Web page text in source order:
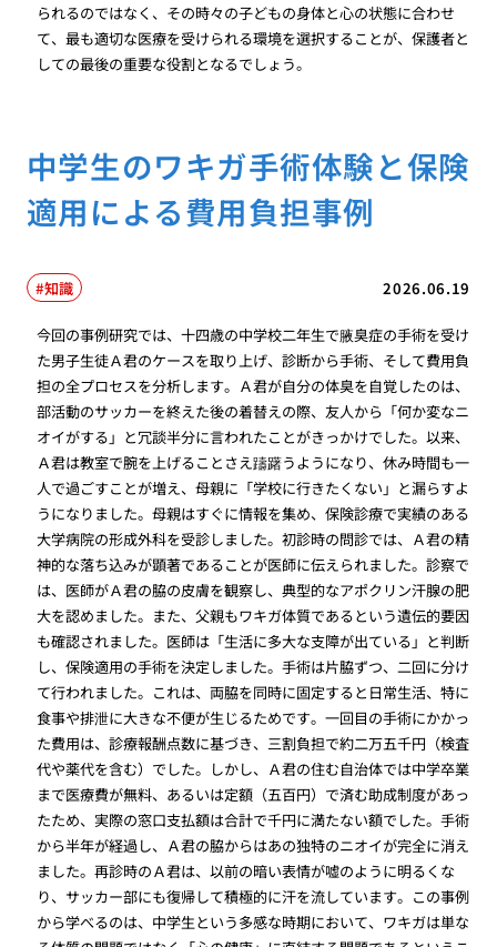
られるのではなく、その時々の子どもの身体と心の状態に合わせ
て、最も適切な医療を受けられる環境を選択することが、保護者と
しての最後の重要な役割となるでしょう。
中学生のワキガ手術体験と保険
適用による費用負担事例
2026.06.19
知識
今回の事例研究では、十四歳の中学校二年生で腋臭症の手術を受け
た男子生徒Ａ君のケースを取り上げ、診断から手術、そして費用負
担の全プロセスを分析します。Ａ君が自分の体臭を自覚したのは、
部活動のサッカーを終えた後の着替えの際、友人から「何か変なニ
オイがする」と冗談半分に言われたことがきっかけでした。以来、
Ａ君は教室で腕を上げることさえ躊躇うようになり、休み時間も一
人で過ごすことが増え、母親に「学校に行きたくない」と漏らすよ
うになりました。母親はすぐに情報を集め、保険診療で実績のある
大学病院の形成外科を受診しました。初診時の問診では、Ａ君の精
神的な落ち込みが顕著であることが医師に伝えられました。診察で
は、医師がＡ君の脇の皮膚を観察し、典型的なアポクリン汗腺の肥
大を認めました。また、父親もワキガ体質であるという遺伝的要因
も確認されました。医師は「生活に多大な支障が出ている」と判断
し、保険適用の手術を決定しました。手術は片脇ずつ、二回に分け
て行われました。これは、両脇を同時に固定すると日常生活、特に
食事や排泄に大きな不便が生じるためです。一回目の手術にかかっ
た費用は、診療報酬点数に基づき、三割負担で約二万五千円（検査
代や薬代を含む）でした。しかし、Ａ君の住む自治体では中学卒業
まで医療費が無料、あるいは定額（五百円）で済む助成制度があっ
たため、実際の窓口支払額は合計で千円に満たない額でした。手術
から半年が経過し、Ａ君の脇からはあの独特のニオイが完全に消え
ました。再診時のＡ君は、以前の暗い表情が嘘のように明るくな
り、サッカー部にも復帰して積極的に汗を流しています。この事例
から学べるのは、中学生という多感な時期において、ワキガは単な